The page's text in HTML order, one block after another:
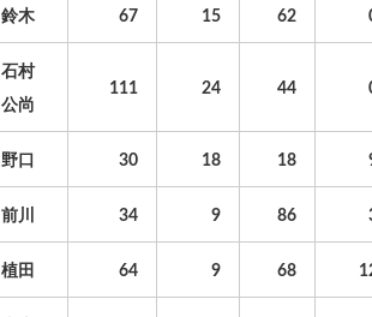
鈴木 67 15 62
石村
公尚
111 24 44
野口 30 18 18
前川 34 9 86
植田 64 9 68